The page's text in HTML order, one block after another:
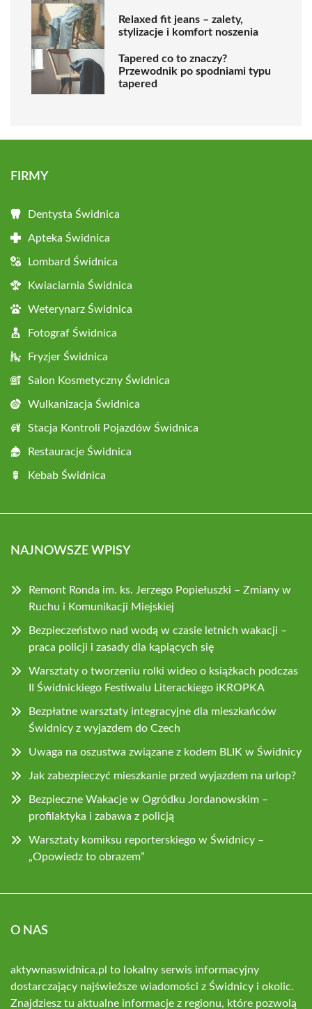
Relaxed fit jeans – zalety,
stylizacje i komfort noszenia
Tapered co to znaczy?
Przewodnik po spodniami typu
tapered
FIRMY
Dentysta Świdnica
Apteka Świdnica
Lombard Świdnica
Kwiaciarnia Świdnica
Weterynarz Świdnica
Fotograf Świdnica
Fryzjer Świdnica
Salon Kosmetyczny Świdnica
Wulkanizacja Świdnica
Stacja Kontroli Pojazdów Świdnica
Restauracje Świdnica
Kebab Świdnica
NAJNOWSZE WPISY
Remont Ronda im. ks. Jerzego Popiełuszki – Zmiany w
Ruchu i Komunikacji Miejskiej
Bezpieczeństwo nad wodą w czasie letnich wakacji –
praca policji i zasady dla kąpiących się
Warsztaty o tworzeniu rolki wideo o książkach podczas
II Świdnickiego Festiwalu Literackiego iKROPKA
Bezpłatne warsztaty integracyjne dla mieszkańców
Świdnicy z wyjazdem do Czech
Uwaga na oszustwa związane z kodem BLIK w Świdnicy
Jak zabezpieczyć mieszkanie przed wyjazdem na urlop?
Bezpieczne Wakacje w Ogródku Jordanowskim –
profilaktyka i zabawa z policją
Warsztaty komiksu reporterskiego w Świdnicy –
„Opowiedz to obrazem”
O NAS
aktywnaswidnica.pl to lokalny serwis informacyjny
dostarczający najświeższe wiadomości z Świdnicy i okolic.
Znajdziesz tu aktualne informacje z regionu, które pozwolą